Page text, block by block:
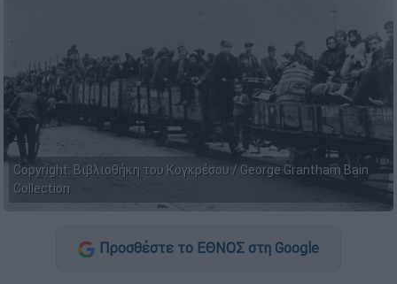
Copyright: Βιβλιοθήκη του Κογκρέσου / George Grantham Bain
Collection
Προσθέστε το ΕΘΝΟΣ στη Google